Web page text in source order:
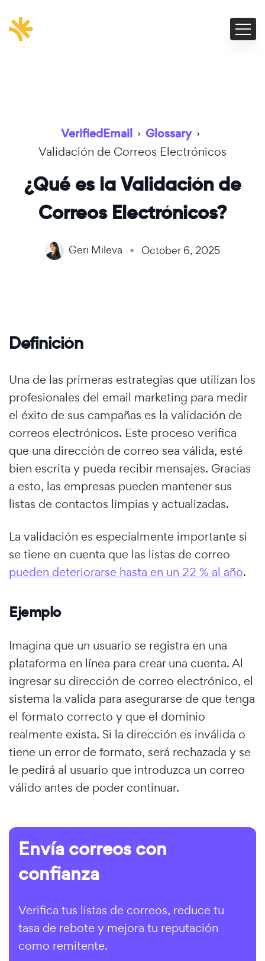
VerifiedEmail › Glossary ›
Validación de Correos Electrónicos
¿Qué es la Validación de
Correos Electrónicos?
Geri Mileva October 6, 2025
Definición
Una de las primeras estrategias que utilizan los
profesionales del email marketing para medir
el éxito de sus campañas es la validación de
correos electrónicos. Este proceso verifica
que una dirección de correo sea válida, esté
bien escrita y pueda recibir mensajes. Gracias
a esto, las empresas pueden mantener sus
listas de contactos limpias y actualizadas.
La validación es especialmente importante si
se tiene en cuenta que las listas de correo
pueden deteriorarse hasta en un 22 % al año.
Ejemplo
Imagina que un usuario se registra en una
plataforma en línea para crear una cuenta. Al
ingresar su dirección de correo electrónico, el
sistema la valida para asegurarse de que tenga
el formato correcto y que el dominio
realmente exista. Si la dirección es inválida o
tiene un error de formato, será rechazada y se
le pedirá al usuario que introduzca un correo
válido antes de poder continuar.
Envía correos con
confianza
Verifica tus listas de correos, reduce tu
tasa de rebote y mejora tu reputación
como remitente.